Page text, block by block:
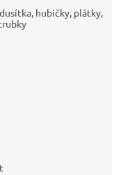
hubičky, plátky,